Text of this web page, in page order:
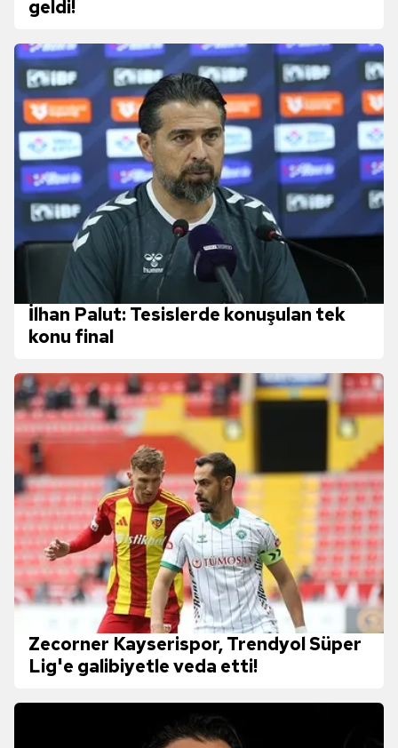
geldi!
İlhan Palut: Tesislerde konuşulan tek
konu final
Zecorner Kayserispor, Trendyol Süper
Lig'e galibiyetle veda etti!